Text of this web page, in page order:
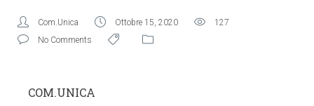
Com.Unica Ottobre 15, 2020
127
No Comments
COM.UNICA